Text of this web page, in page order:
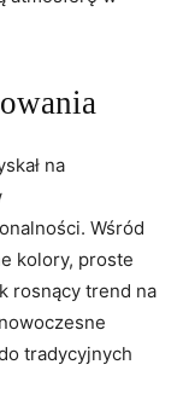
na
Wśród
kolory, proste
rosnący trend na
tradycyjnych